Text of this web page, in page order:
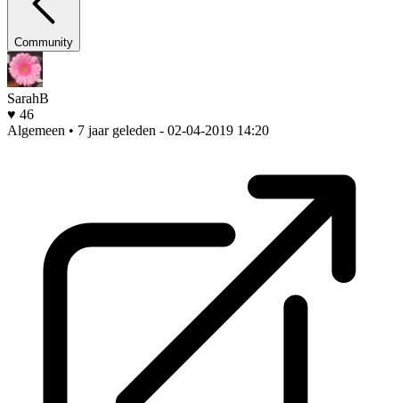
Community
SarahB
♥ 46
Algemeen • 7 jaar geleden - 02-04-2019 14:20